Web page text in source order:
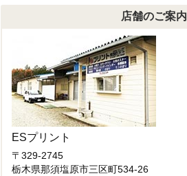
カ
店舗のご案内
ESプリント
〒329-2745
栃木県那須塩原市三区町534-26